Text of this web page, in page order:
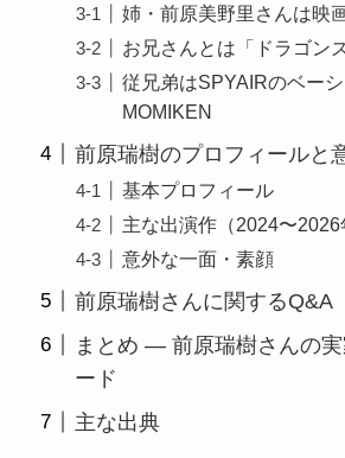
姉・前原美野里さんは映
お兄さんとは「ドラゴン
従兄弟はSPYAIRのベー
MOMIKEN
前原瑞樹のプロフィールと
基本プロフィール
主な出演作（2024〜2026
意外な一面・素顔
前原瑞樹さんに関するQ&A
まとめ ― 前原瑞樹さんの
ード
主な出典